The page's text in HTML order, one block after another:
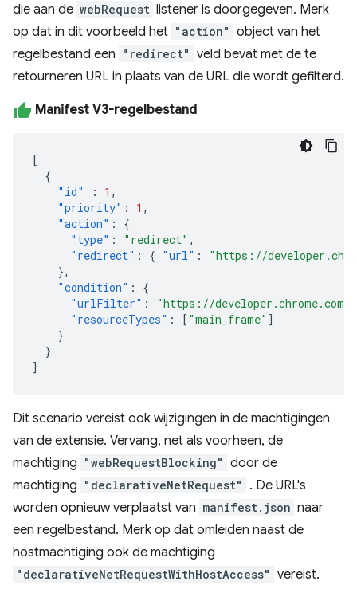
die aan de webRequest listener is doorgegeven. Merk
op dat in dit voorbeeld het "action" object van het
regelbestand een "redirect" veld bevat met de te
retourneren URL in plaats van de URL die wordt gefilterd.
Manifest V3-regelbestand
[
{
"id"
: 1 ,
"priority" : 1 ,
"action" :
{
"type" : "redirect" ,
"redirect" : { "url" :
"https://
},
"condition" :
{
"urlFilter" :
"https://developer.chrome.com/
"resourceTypes" : [ "main_frame" ]
}
}
]
Dit scenario vereist ook wijzigingen in de machtigingen
van de extensie. Vervang, net als voorheen, de
machtiging "webRequestBlocking" door de
machtiging "declarativeNetRequest"
. De URL's
worden opnieuw verplaatst van manifest.json naar
een regelbestand. Merk op dat omleiden naast de
hostmachtiging ook de machtiging
"declarativeNetRequestWithHostAccess" vereist.